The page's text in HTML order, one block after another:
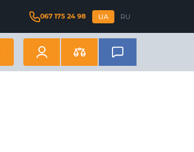
067 175 24 98 UA RU